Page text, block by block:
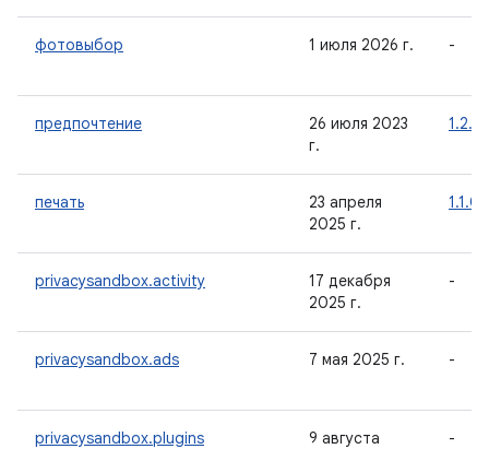
фотовыбор 1 июля 2026 г. -
предпочтение
26 июля 2023
г.
1.2.1
печать
23 апреля
2025 г.
1.1.0
privacysandbox.activity
17 декабря
2025 г.
-
privacysandbox.ads 7 мая 2025 г. -
privacysandbox.plugins
9 августа
-